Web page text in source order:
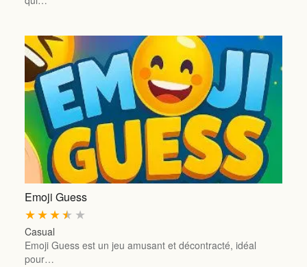
Emoji Guess
★
★
★
★
★
Casual
Emoji Guess est un jeu amusant et décontracté, idéal
pour…